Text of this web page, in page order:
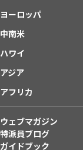
ヨーロッパ
中南米
ハワイ
アジア
アフリカ
ウェブマガジン
特派員ブログ
ガイドブック